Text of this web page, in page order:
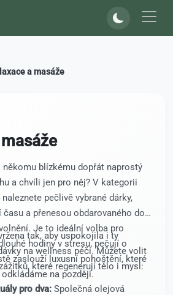
a masáže
někomu blízkému dopřát naprostý
a chvíli jen pro něj? V kategorii
naleznete pečlivě vybrané dárky,
času a přenesou obdarovaného do
Je to ideální volba pro
hodiny v stresu, pečují o
zaslouží luxusní pohoštění, které
na později.
tak, aby uspokojila i ty
na wellness péči. Můžete volit
které regenerují tělo i mysl:
pro dva: Společná olejová